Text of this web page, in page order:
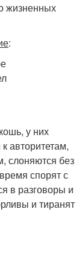
жизненных
:
у них
авторитетам,
слоняются без
спорят с
в разговоры и
и тиранят